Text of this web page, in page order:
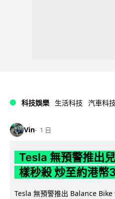
科技娛樂 生活科技 汽車科技
Vin 1 日
Tesla 無預警推出
樣秒殺 炒至約港幣
Tesla 無預警推出 Balance